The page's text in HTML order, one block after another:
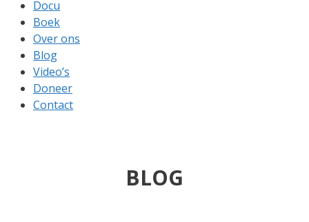
Docu
Boek
Over ons
Blog
Video’s
Doneer
Contact
BLOG